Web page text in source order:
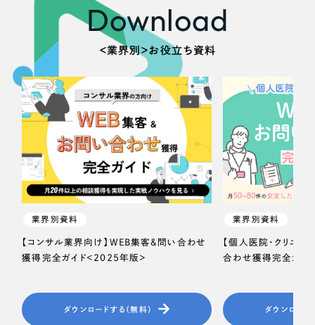
Download
＜業界別＞お役立ち資料
業界別資料
【コンサル業界向け】WEB集客＆問い合わせ
獲得完全ガイド＜2025年版＞
ダウンロードする（無料）
業界別資料
【個人医院・クリニッ
合わせ獲得完全ガイ
ダウンロード